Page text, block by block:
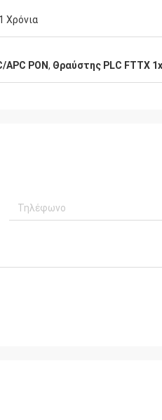
1 Χρόνια
PON, Θραύστης PLC FTTX